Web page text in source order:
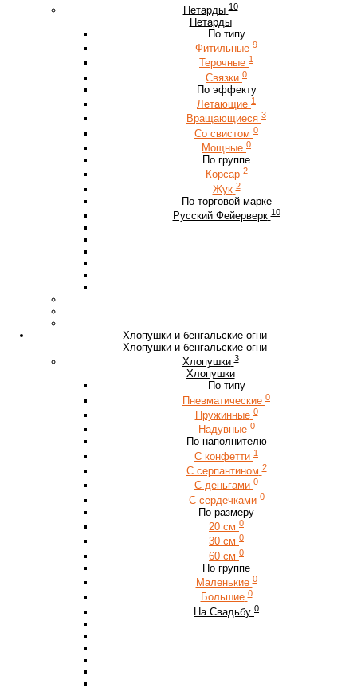
Петарды 10
Петарды
По типу
Фитильные 9
Терочные 1
Связки 0
По эффекту
Летающие 1
Вращающиеся 3
Со свистом 0
Мощные 0
По группе
Корсар 2
Жук 2
По торговой марке
Русский Фейерверк 10
Хлопушки и бенгальские огни
Хлопушки и бенгальские огни
Хлопушки 3
Хлопушки
По типу
Пневматические 0
Пружинные 0
Надувные 0
По наполнителю
С конфетти 1
С серпантином 2
С деньгами 0
С сердечками 0
По размеру
20 см 0
30 см 0
60 см 0
По группе
Маленькие 0
Большие 0
На Свадьбу 0